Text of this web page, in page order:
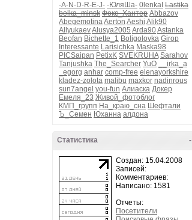
-A-N-D-R-E-J- -ЮляШа- 0lenkaI Lastika
belka_minsk Фокс_Хантер Abbazov
AbegemotinaAerton Aeshi Alik90
AllyukaevAlusya2005 Arda90Astanka
Beofan Bichette_1 Boligolovka Girop
Interessante Larisichka Maska98
PICSaipan PetixK SVEKRUHA Sarahov
Tanjushka The_Searcher YuO
__irka_a
_egorg anhar comp-free elenayorkshire
kladez-zolota malibu maxkor nadinrous
sun7angel you-fun Алиаска Докер
Емеля_23 Живой_фотоблог
КМП_групп На_краю_сна Шефтали
Ъ_Семен Юханна алдона
-
Статистика
Создан: 15.04.2008
Записей:
Комментариев:
Написано: 1581
Отчеты:
Посетители